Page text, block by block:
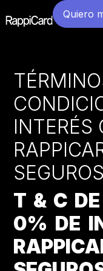
Quiero
INTERÉS
T & C
0% DE